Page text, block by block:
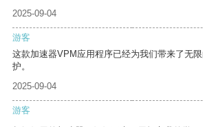
2025-09-04
游客
这款加速器VPM应用程序已经为我们带来了无
护。
2025-09-04
游客